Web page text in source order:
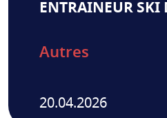
ENTRAINEUR SKI
Autres
20.04.2026